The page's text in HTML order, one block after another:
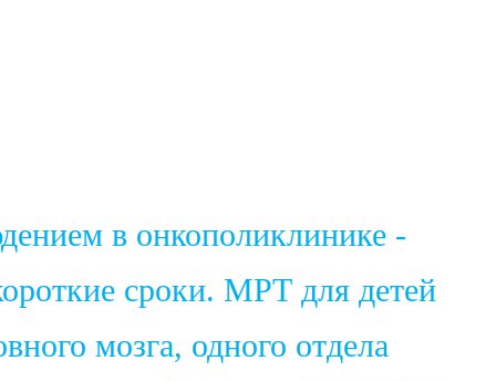
в онкополиклинике -
сроки. МРТ для детей
мозга, одного отдела